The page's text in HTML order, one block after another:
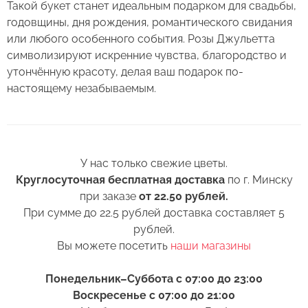
Такой букет станет идеальным подарком для свадьбы,
годовщины, дня рождения, романтического свидания
или любого особенного события. Розы Джульетта
символизируют искренние чувства, благородство и
утончённую красоту, делая ваш подарок по-
настоящему незабываемым.
У нас только свежие цветы.
Круглосуточная бесплатная доставкапо г. Минску
при заказе от 22.50 рублей.
При сумме до 22.5 рублей доставка составляет 5
рублей.
Вы можете посетить наши магазины
Понедельник–Суббота с 07:00 до 23:00
Воскресенье с 07:00 до 21:00
Сервис:
Цена/Качество:
Доставка:
Соответствие:
3. Если Вы перевозите букет, убедитесь, что
он правильно упакован. В зимнее время, даже
кратковременный контакт с холодным
воздухом несколько минут, будет губителен
для цветов (наши курьеры в зимнее время
транспортируют букеты в специальных
по горлышко), она должна быть прохладная,
а также не забывайте менять воду ежедневно.
5. Обязательно подрежьте цветы перед тем, как
поставить в вазу. Срез можно обновить ножом
или секатором.
6. Перед тем как поставить цветы в вазу,
нижние листья следует удалить. Если они
Выберите дату доставки
Готово
Изменить адрес
Контакты
rosybel@mail.ru
Букет из 23 кустовых роз
Джульетта 70 см
Пожалуйста, заполните поля, чтобы мы могли
связаться с Вами.
Оформить заказ